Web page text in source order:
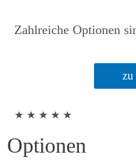
Zahlreiche Optionen
zu
★ ★ ★ ★ ★
Optionen